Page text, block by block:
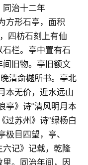
同治十二年
方形石亭，面积
四枋石刻上有仙
栏。亭中置有石
旧物。亭旧额文
清俞樾所书。亭北
本无价，近水远山
亭》诗“清风明月本
过苏州》诗“绿杨白
极目四望，亭、
记》记载，乾隆
。同治年间，因